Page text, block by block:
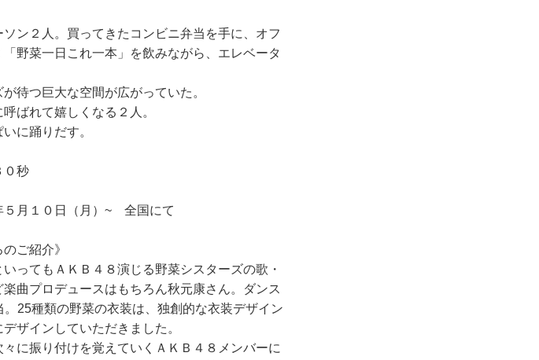
ン２人。買ってきたコンビニ弁当を手に、オフ
野菜一日これ一本」を飲みながら、エレベータ
待つ巨大な空間が広がっていた。
ばれて嬉しくなる２人。
に踊りだす。
秒
月１０日（月）~ 全国にて
ご紹介》
ってもＡＫＢ４８演じる野菜シスターズの歌・
曲プロデュースはもちろん秋元康さん。ダンス
25種類の野菜の衣装は、独創的な衣装デザイン
ザインしていただきました。
に振り付けを覚えていくＡＫＢ４８メンバーに